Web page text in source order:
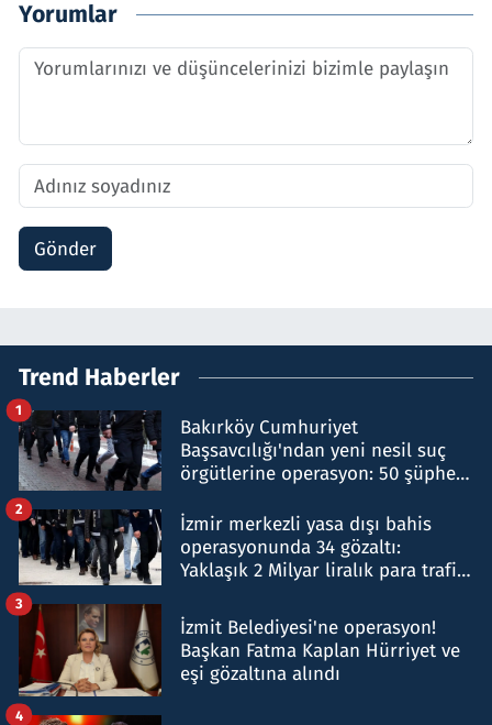
Yorumlar
Gönder
Trend Haberler
Bakırköy Cumhuriyet
Başsavcılığı'ndan yeni nesil suç
örgütlerine operasyon: 50 şüpheli
1
İzmir merkezli yasa dışı bahis
operasyonunda 34 gözaltı:
Yaklaşık 2 Milyar liralık para trafiği
2
İzmit Belediyesi'ne operasyon!
Başkan Fatma Kaplan Hürriyet ve
eşi gözaltına alındı
3
4